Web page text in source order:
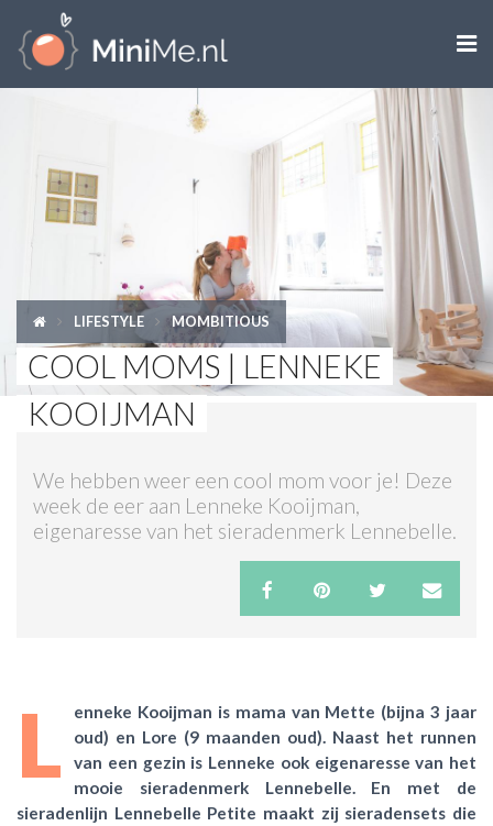

ZWANGER
BABY
KIND
LIFESTYLE
SHOPS
ACTIES & KORTING
LIFESTYLE MOMBITIOUS
COOL MOMS | LENNEKE
KOOIJMAN
We hebben weer een cool mom voor je! Deze
week de eer aan Lenneke Kooijman,
eigenaresse van het sieradenmerk Lennebelle.
L
enneke Kooijman is mama van Mette (bijna 3 jaar
oud) en Lore (9 maanden oud). Naast het runnen
van een gezin is Lenneke ook eigenaresse van het
mooie sieradenmerk Lennebelle. En met de
sieradenlijn Lennebelle Petite maakt zij sieradensets die